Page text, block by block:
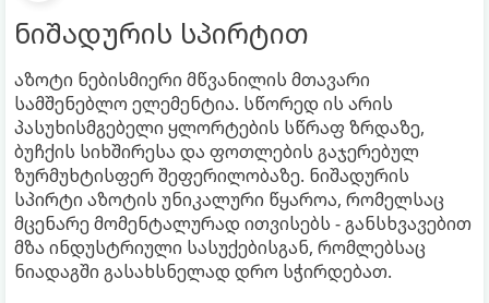
ნიშადურის სპირტით
აზოტი ნებისმიერი მწვანილის მთავარი
სამშენებლო ელემენტია. სწორედ ის არის
პასუხისმგებელი ყლორტების სწრაფ ზრდაზე,
ბუჩქის სიხშირესა და ფოთლების გაჯერებულ
ზურმუხტისფერ შეფერილობაზე. ნიშადურის
სპირტი აზოტის უნიკალური წყაროა, რომელსაც
მცენარე მომენტალურად ითვისებს - განსხვავებით
მზა ინდუსტრიული სასუქებისგან, რომლებსაც
ნიადაგში გასახსნელად დრო სჭირდებათ.